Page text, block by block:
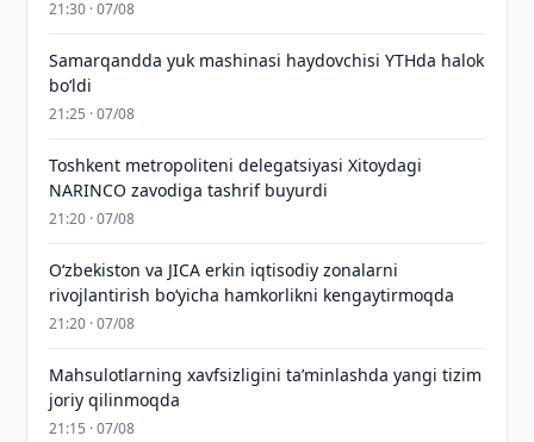
21:30 · 07/08
Samarqandda yuk mashinasi haydovchisi YTHda halok
bo‘ldi
21:25 · 07/08
Toshkent metropoliteni delegatsiyasi Xitoydagi
NARINCO zavodiga tashrif buyurdi
21:20 · 07/08
Oʻzbekiston va JICA erkin iqtisodiy zonalarni
rivojlantirish boʻyicha hamkorlikni kengaytirmoqda
21:20 · 07/08
Mahsulotlarning xavfsizligini taʼminlashda yangi tizim
joriy qilinmoqda
21:15 · 07/08